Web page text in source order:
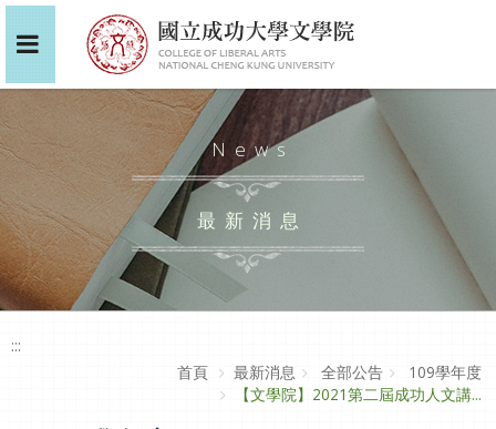
News
最新消息
:::
首頁
最新消息 全部公告
109學年度
【文學院】2021第二屆成功人文講...